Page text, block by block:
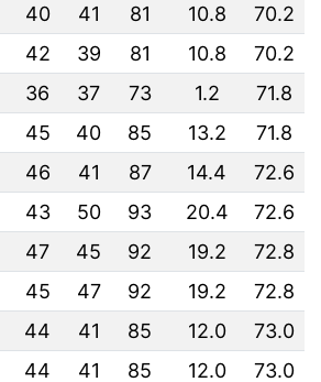
40 41 81 10.8
70.2
42 39 81 10.8
70.2
36 37 73 1.2
71.8
45 40 85 13.2
71.8
46 41 87 14.4
72.6
43 50 93 20.4
72.6
47 45 92 19.2
72.8
45 47 92 19.2
72.8
44 41 85 12.0
73.0
44 41 85 12.0 73.0